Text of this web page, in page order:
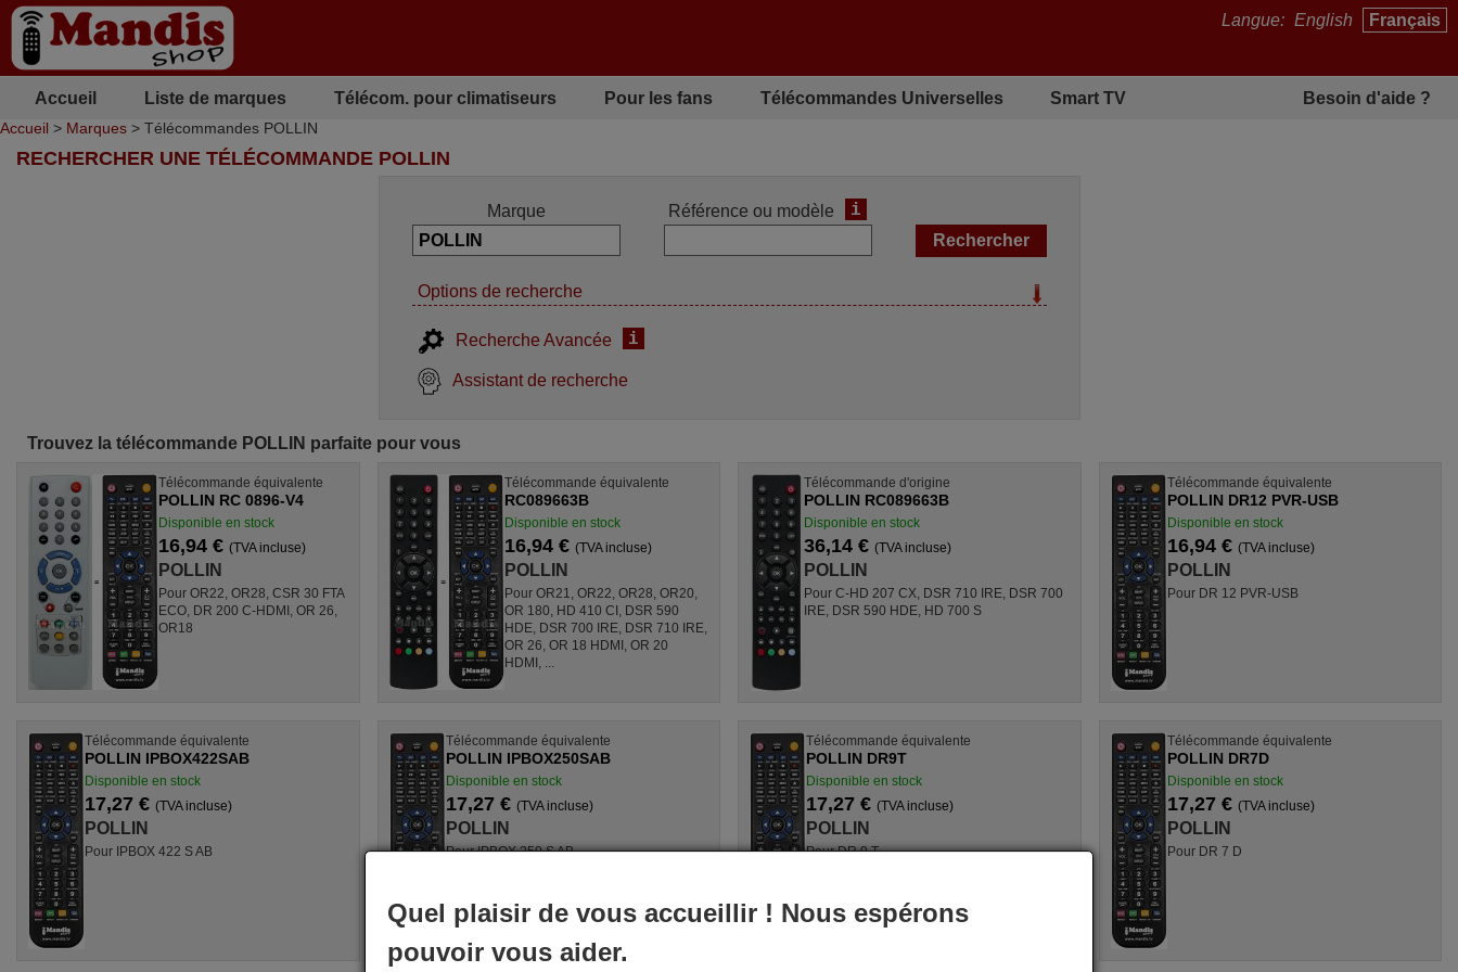
Langue: English Français
Accueil Liste de marques Télécom. pour climatiseurs Pour les fans Télécommandes Universelles Smart TV Besoin d'aide ?
Accueil > Marques > Télécommandes POLLIN
RECHERCHER UNE TÉLÉCOMMANDE POLLIN
Marque Référence ou modèle i
Options de recherche
Recherche Avancée i
Assistant de recherche
Trouvez la télécommande POLLIN parfaite pour vous
Télécommande équivalente
POLLIN RC 0896-V4
Disponible en stock
16,94 € (TVA incluse)
POLLIN
Pour OR22, OR28, CSR 30 FTA
ECO, DR 200 C-HDMI, OR 26,
OR18
Télécommande équivalente
RC089663B
Disponible en stock
16,94 €(TVA incluse)
POLLIN
Pour OR21, OR22, OR28, OR20,
OR 180, HD 410 CI, DSR 590
HDE, DSR 700 IRE, DSR 710 IRE,
OR 26, OR 18 HDMI, OR 20
HDMI, ...
Télécommande d'origine
POLLIN RC089663B
Disponible en stock
36,14 € (TVA incluse)
POLLIN
Pour C-HD 207 CX, DSR 710 IRE, DSR 700
IRE, DSR 590 HDE, HD 700 S
Télécommande équivalente
POLLIN DR12 PVR-USB
Disponible en stock
16,94 € (TVA incluse)
POLLIN
Pour DR 12 PVR-USB
Télécommande équivalente
POLLIN IPBOX422SAB
Disponible en stock
17,27 € (TVA incluse)
POLLIN
Pour IPBOX 422 S AB
Télécommande équivalente
POLLIN IPBOX250SAB
Disponible en stock
17,27 € (TVA incluse)
POLLIN
Pour IPBOX 250 S AB
Télécommande équivalente
POLLIN DR9T
Disponible en stock
17,27 € (TVA incluse)
POLLIN
Pour DR 9 T
Télécommande équivalente
POLLIN DR7D
Disponible en stock
17,27 € (TVA incluse)
POLLIN
Pour DR 7 D
Quel plaisir de vous accueillir ! Nous espérons
pouvoir vous aider.